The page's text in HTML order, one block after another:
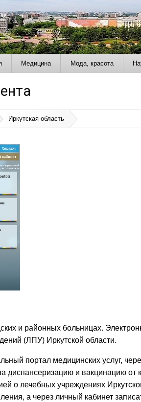
Медицина Мода, красота
Иркутская область
и районных больницах.
(ЛПУ) Иркутской области.
портал медицинских услуг,
диспансеризацию и вакцинацию от
о лечебных учреждениях
а через личный кабинет